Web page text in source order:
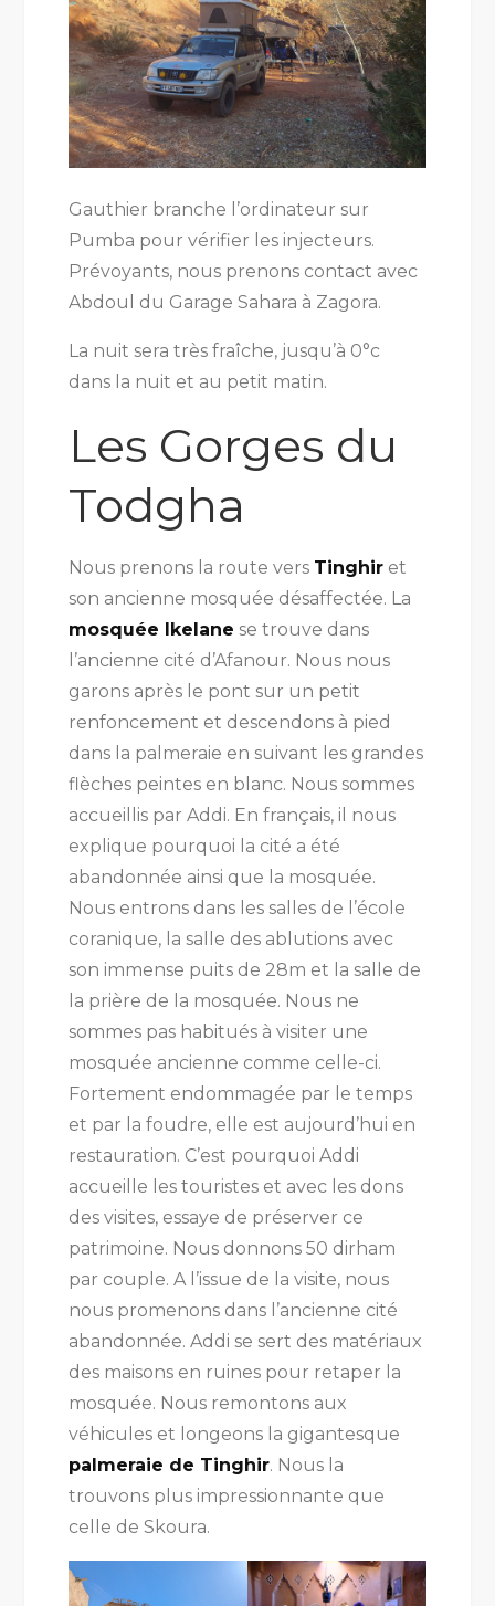
Gauthier branche l’ordinateur sur
Pumba pour vérifier les injecteurs.
Prévoyants, nous prenons contact avec
Abdoul du Garage Sahara à Zagora.
La nuit sera très fraîche, jusqu’à 0°c
dans la nuit et au petit matin.
Les Gorges du
Todgha
Nous prenons la route vers Tinghir et
son ancienne mosquée désaffectée. La
mosquée Ikelane se trouve dans
l’ancienne cité d’Afanour. Nous nous
garons après le pont sur un petit
renfoncement et descendons à pied
dans la palmeraie en suivant les grandes
flèches peintes en blanc. Nous sommes
accueillis par Addi. En français, il nous
explique pourquoi la cité a été
abandonnée ainsi que la mosquée.
Nous entrons dans les salles de l’école
coranique, la salle des ablutions avec
son immense puits de 28m et la salle de
la prière de la mosquée. Nous ne
sommes pas habitués à visiter une
mosquée ancienne comme celle-ci.
Fortement endommagée par le temps
et par la foudre, elle est aujourd’hui en
restauration. C’est pourquoi Addi
accueille les touristes et avec les dons
des visites, essaye de préserver ce
patrimoine. Nous donnons 50 dirham
par couple. A l’issue de la visite, nous
nous promenons dans l’ancienne cité
abandonnée. Addi se sert des matériaux
des maisons en ruines pour retaper la
mosquée. Nous remontons aux
véhicules et longeons la gigantesque
palmeraie de Tinghir. Nous la
trouvons plus impressionnante que
celle de Skoura.